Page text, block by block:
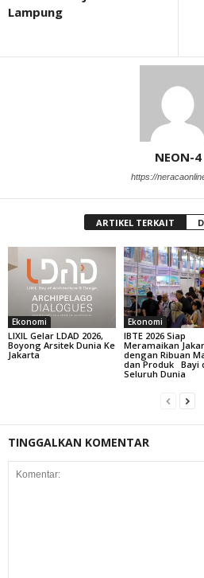
Lampung
NEON-4
https://
ARTIKEL TERKAIT
Ekonomi
LIXIL Gelar LDAD 2026,
Boyong Arsitek Dunia Ke
Jakarta
Ekonomi
IBTE 2026 Siap
Meramaikan
dengan Ribuan
dan Produk Bayi
Seluruh Dunia
TINGGALKAN KOMENTAR